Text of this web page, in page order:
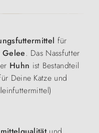
für
Gelee. Das Nassfutter
Huhn ist Bestandteil
Deine Katze und